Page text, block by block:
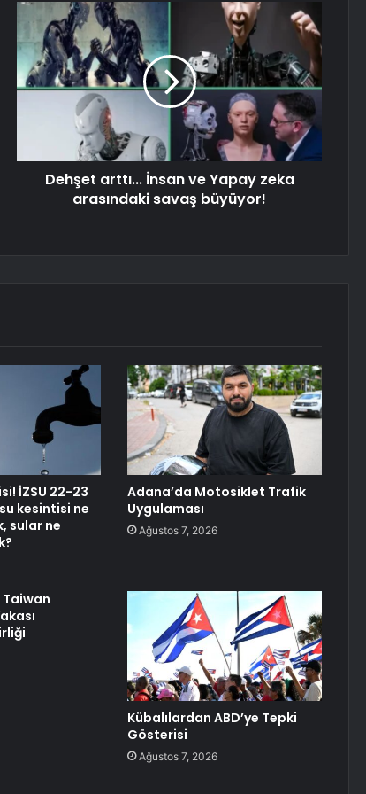
Dehşet arttı... İnsan ve Yapay zeka
arasındaki savaş büyüyor!
İZSU 22-23
kesintisi ne
sular ne
Adana’da Motosiklet Trafik
Uygulaması
Ağustos 7, 2026
Taiwan
Kübalılardan ABD’ye Tepki
Gösterisi
Ağustos 7, 2026